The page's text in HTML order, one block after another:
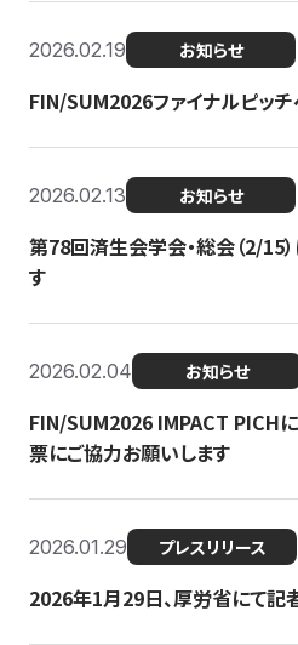
2026.02.19 お知らせ
FIN/SUM2026ファイナルピッ
2026.02.13 お知らせ
第78回済生会学会・総会（2/15
す
2026.02.04 お知らせ
FIN/SUM2026 IMPACT PICH
票にご協力お願いします
2026.01.29 プレスリリース
2026年1月29日、厚労省にて記